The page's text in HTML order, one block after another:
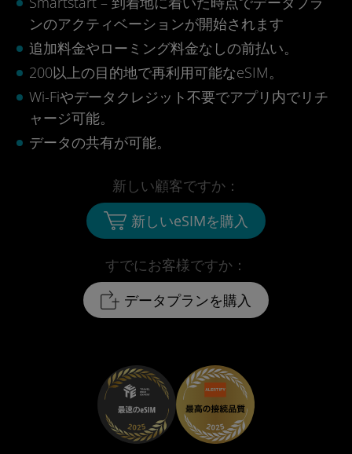
ンのアクティベーションが開始されます
追加料金やローミング料金なしの前払い。
200以上の目的地で再利用可能なeSIM。
Wi-Fiやデータクレジット不要でアプリ内でリチ
ャージ可能。
データの共有が可能。
すでにお客様ですか：
データプランを購入
新しい顧客ですか：
新しいeSIMを購入